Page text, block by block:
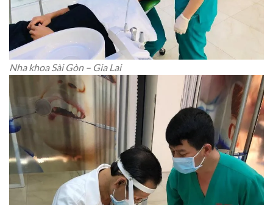
Nha khoa Sài Gòn – Gia Lai